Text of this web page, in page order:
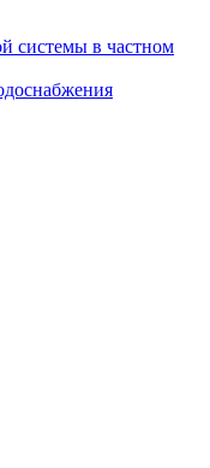
системы в частном